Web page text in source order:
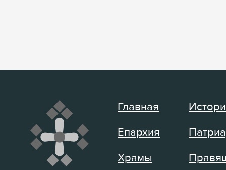
Главная
Епархия
Храмы